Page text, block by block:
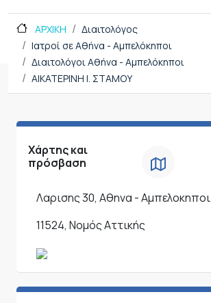
ΑΡΧΙΚΗ
Διαιτολόγος
Ιατροί σε Αθήνα - Αμπελόκηποι
Διαιτολόγοι Αθήνα - Αμπελόκηποι
ΑΙΚΑΤΕΡΙΝΗ Ι. ΣΤΑΜΟΥ
Χάρτης και
πρόσβαση
Λαρισης 30, Αθηνα - Αμπελοκηποι
11524, Νομός Αττικής